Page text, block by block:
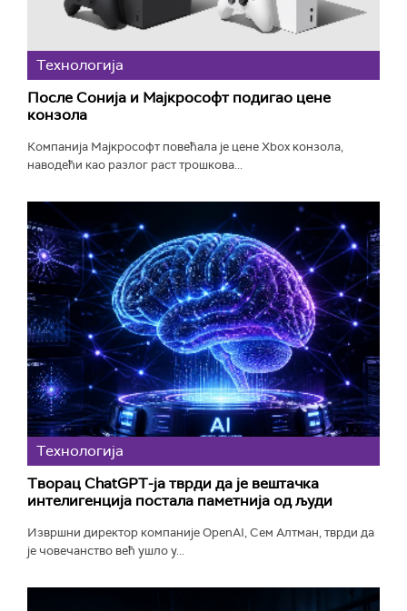
Технологијa
После Сонија и Мајкрософт подигао цене
конзола
Компанија Мајкрософт повећала је цене Xbox конзола,
наводећи као разлог раст трошкова...
Технологијa
Творац ChatGPT-ја тврди да је вештачка
интелигенција постала паметнија од људи
Извршни директор компаније OpenAI, Сем Алтман, тврди да
је човечанство већ ушло у...